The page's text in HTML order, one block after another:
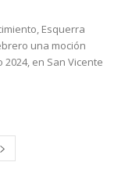
Esquerra
una moción
en San Vicente